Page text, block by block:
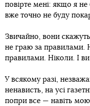
повірте мені: якщо я
вже точно не буду
Звичайно, вони
не граю за правилами.
правилами. Ніколи. І
У всякому разі,
ненависть, на усі
попри все — навіть